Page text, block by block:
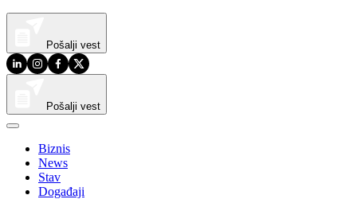
Pošalji vest
Pošalji vest
Biznis
News
Stav
Događaji